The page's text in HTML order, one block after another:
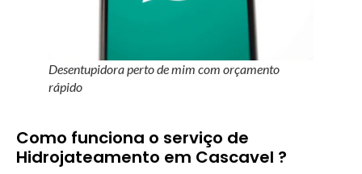
Desentupidora perto de mim com orçamento
rápido
Como funciona o serviço de
Hidrojateamento em Cascavel ?